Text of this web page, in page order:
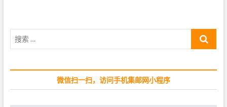
s
:
:
微信扫一扫，访问手机集邮网小程序